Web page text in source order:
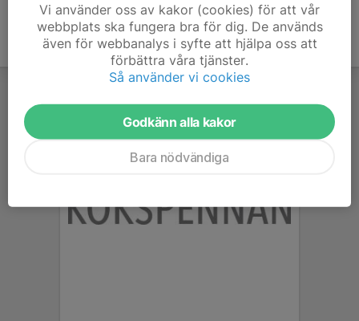
Vi använder oss av kakor (cookies) för att vår
webbplats ska fungera bra för dig. De används
även för webbanalys i syfte att hjälpa oss att
förbättra våra tjänster.
Så använder vi cookies
Godkänn alla kakor
Bara nödvändiga